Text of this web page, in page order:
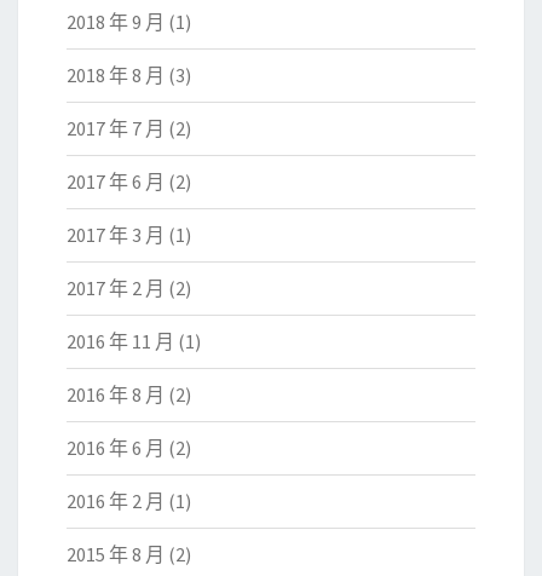
2018 年 9 月 (1)
2018 年 8 月 (3)
2017 年 7 月 (2)
2017 年 6 月 (2)
2017 年 3 月 (1)
2017 年 2 月 (2)
2016 年 11 月 (1)
2016 年 8 月 (2)
2016 年 6 月 (2)
2016 年 2 月 (1)
2015 年 8 月 (2)